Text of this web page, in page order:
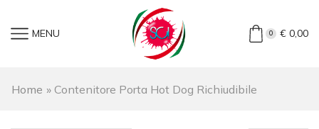
MENU 0 €0,00
Home » Contenitore Porta Hot Dog Richiudibile